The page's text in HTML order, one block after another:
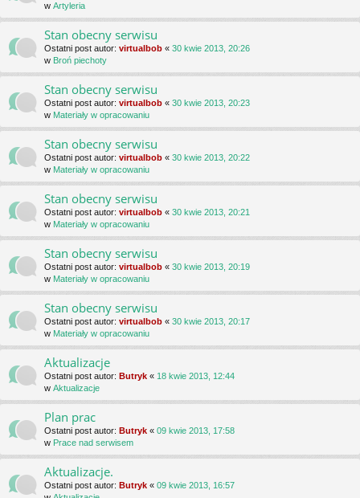
w Artyleria
Stan obecny serwisu
Ostatni post autor: virtualbob « 30 kwie 2013, 20:26
w Broń piechoty
Stan obecny serwisu
Ostatni post autor: virtualbob « 30 kwie 2013, 20:23
w Materiały w opracowaniu
Stan obecny serwisu
Ostatni post autor: virtualbob « 30 kwie 2013, 20:22
w Materiały w opracowaniu
Stan obecny serwisu
Ostatni post autor: virtualbob « 30 kwie 2013, 20:21
w Materiały w opracowaniu
Stan obecny serwisu
Ostatni post autor: virtualbob « 30 kwie 2013, 20:19
w Materiały w opracowaniu
Stan obecny serwisu
Ostatni post autor: virtualbob « 30 kwie 2013, 20:17
w Materiały w opracowaniu
Aktualizacje
Ostatni post autor: Butryk « 18 kwie 2013, 12:44
w Aktualizacje
Plan prac
Ostatni post autor: Butryk « 09 kwie 2013, 17:58
w Prace nad serwisem
Aktualizacje.
Ostatni post autor: Butryk « 09 kwie 2013, 16:57